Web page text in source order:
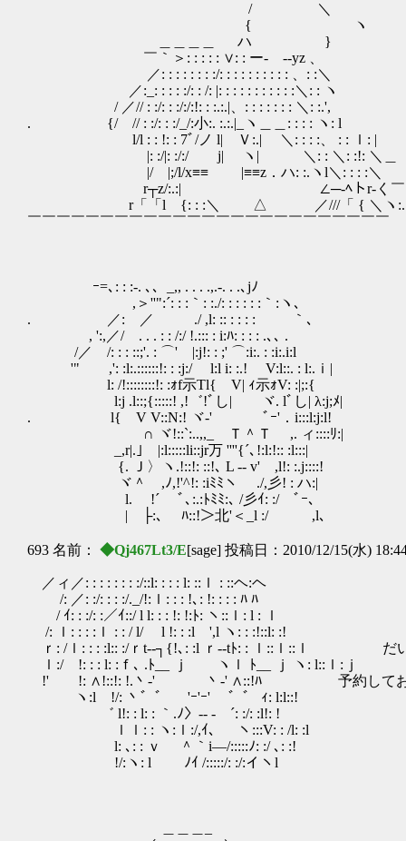
/ ＼
{ ヽ
＿＿＿＿ ハ }
￣｀＞: : : : : ∨: : ー‐ --yz 、
／: : : : : : : :/: : : : : : : : : : 、: :＼ 社
／:_: : : : :/: : /: |: : : : : : : : : : :＼: : ヽ モ
/ ／// : :/: : :/:/:!: : :.:.|、: : : : : : : ＼: :.', 仕事
. {/ // : :/: : :/_/:小:. :.:.|_ヽ＿＿: : : : ヽ: l
l/l : : !: : 7ﾞ/ノ l| Ｖ:.| ＼: : : :、 : : ｌ: |
|: :/|: :/:/ j| ヽ| ＼: : ＼: :!: ＼＿
|/ |;/l/x≡≡ |≡≡z．ハ: :.ヽl＼: : : :＼
r┬z/:.:| ∠─-ﾍトr-く￣ヽ
r「「l {: : :＼ △ ／///「 { ＼ヽ:.:＼
￣￣￣￣￣￣￣￣￣￣￣￣￣￣￣￣￣￣￣￣￣￣￣￣￣
ｰ=､: : :-. ､、_,, . . . .,.-. . .､jﾉ
,＞''":´: : :｀: :./: : : : : :｀:ヽ､
. ／: ／ ./ ,l: :: : : : : ｀､
, ':,／/ . . . : : /:/ !.::: : i:ﾊ: : : : .､､ .
/／ /: : : ::;'. : ⌒' |:j!: : ;' ⌒:i:. : :i:.i:l
'" ,': :l:.::::::!: : :j:/ l:l i: :.! V:l::. : l:.ｉ|
l: /!::::::::!: :ｫf示Tl{ V| ｨ示ｫV: :|;:{
l:j .l::;{:::::! ,!゛!ﾞし| ヾ. lﾞし| λ:j;ﾒ|
. l{ V V::N:! ヾ-' ﾞｰ'．i:::l:j:l! こ
∩ ヾ!::`:..,,_ Ｔ＾Ｔ ,. ィ::::ﾘ:|
_,r|.｣ |:l:::::li::jr万 ''''{´､!:l:!:: :l:::|
{. Ｊ〉ヽ.!::!: ::!､ L -- v' ,l!: :.j::::!
ヾ＾ ,ﾉ,!'^!: :iﾐﾐヽ ./,彡! : ハ:|
l. !´ ﾞ､:.:ﾄﾐﾐ:､ /彡ｲ: :/ ﾞｰ､
| ├:､ ﾊ::!＞北'＜_l :/ ,l､
693 名前： ◆Qj467Lt3/E[sage] 投稿日：2010/12/15(水)
／ィ／: : : : : : : :/::l: : : : l: ::ｌ : ::ヘ:ヘ
/: ／: :/: : : :/._/!:ｌ: : : !､: !: : : : ﾊ ﾊ
/ ｲ: : :/: :／ｲ::/ l l: : : !: !:ﾄ: ヽ::ｌ: l : ｌ
/: ｌ: : : :ｌ : : / l/ l !: : :l ',l ヽ: : :!::l: :!
ｒ: /ｌ: : : :l:: :/ｒt‐‐┐{!､: :l ｒ‐‐tﾄ: : ｌ::ｌ::ｌ だ
ｌ:/ !: : : l: :ｆ､ .ﾄ__ ｊ ヽｌ ﾄ__ ｊ ヽ: l::ｌ:ｊ
!' !: ∧!::!: !.丶-' 丶‐' ∧::!ﾊ 予約しておけば
ヽ:l !/: 丶゛゛ 'ｰ'ｰ' ゛゛ ｨ: l:l::!
゛ l!: : l: : ｀.ﾉ〉‐- ‐ ´: :/: :l!: !
ｌｌ: : ヽ:ｌ:/,ｲ､ ヽ:::V: : /l: :l
l: ､: : ｖ ＾｀i―/:::::ﾉ: :/ ､: :!
!/:ヽ: l ﾉｲ /:::::/: :/:イヽl